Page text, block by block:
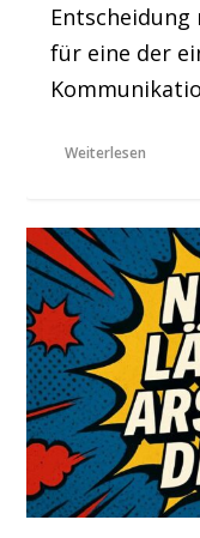
Entscheidung
für eine der
Weiterlesen